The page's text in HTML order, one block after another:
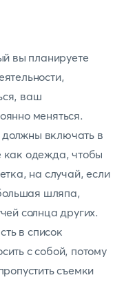
вы планируете
ваш
меняться.
включать в
как одежда, чтобы
на случай, если
шляпа,
солнца других.
в список
с собой, потому
съемки